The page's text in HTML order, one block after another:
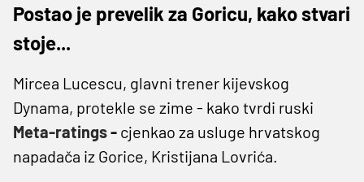
Postao je prevelik za Goricu, kako stvari
stoje...
Mircea Lucescu, glavni trener kijevskog
Dynama, protekle se zime - kako tvrdi ruski
Meta-ratings- cjenkao za usluge hrvatskog
napadača iz Gorice, Kristijana Lovrića.